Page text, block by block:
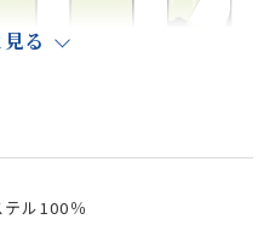
大・
共生地タブ
る
テル100％